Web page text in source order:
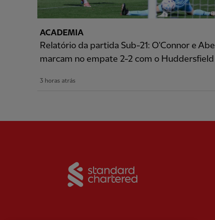
ACADEMIA
Relatório da partida Sub-21: O'Connor e Abe
marcam no empate 2-2 com o Huddersfield
3 horas atrás